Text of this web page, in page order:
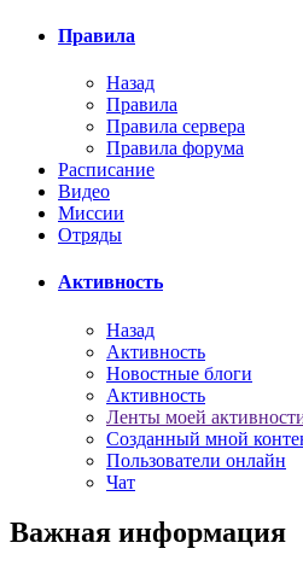
Правила
Назад
Правила
Правила сервера
Правила форума
Расписание
Видео
Миссии
Отряды
Активность
Назад
Активность
Новостные блоги
Активность
Ленты моей
Созданный мной
Пользователи онлайн
Чат
Важная информация